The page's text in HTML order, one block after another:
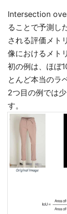
Intersection
ることで予測し
される評価メト
像におけるメト
初の例は、ほぼ
とんど本当のラ
2つ目の例では
す。